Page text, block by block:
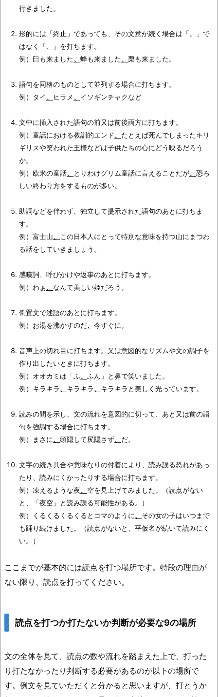
行きました。
形的には「終止」であっても、その文意が続く場合は「。」で
はなく「、」を打ちます。
例）臼も来ました、 蜂も来ました、 栗も来ました。
語句を同格のものとして並列する場合に打ちます。
例）タイ、 ヒラメ、 イソギンチャクなど
文中に挿入された語句の前又は前後両方に打ちます。
例）童話における教訓的エンド、 たとえば死んでしまったキリ
ギリスや笑われた王様などは子供たちの心にどう映るだろう
か。
例）欧米の童話、 とりわけグリム童話に言えることだが、 恐ろ
しい終わり方をするものが多い。
助詞などを伴わず、独立して提示された語句のあとに打ちま
す。
例）富士山、
この日本人にとって特別な意味を持つ山にまつわ
る話をしていきましょう。
感嘆詞、呼びかけや返事のあとに打ちます。
例）わぁ、 なんて美しい姫だろう。
倒置文で述語のあとに打ちます。
例）お湯を沸かすのだ、 今すぐに。
音声上の切れ目に打ちます。又は意図的なリズムや文の調子を
作り出したいときに打ちます。
例）オオカミは「ふ、 ふん」と鼻で笑いました。
例）キラキラ、 キラキラ、 キラキラと美しく光っています。
読みの間を示し、文の流れを意図的に切って、あと又は前の語
句を強調する場合に打ちます。
例）まさに、 頭隠して尻隠さず、 だ。
文字の続き具合や意味なりの付着により、読み誤る恐れがあっ
たり、読みにくかったりする場合に打ちます。
例）凍えるような夜、 空を見上げてみました。（読点がない
と、「夜空」と読み誤る可能性がある。）
例）くるくるくるくるとコマのように、 その女の子はいつまで
も踊り続けました。（読点がないと、平仮名が続いて読みにく
い。）
ここまでが基本的には読点を打つ場所です。特段の理由が
ない限り、読点を打ってください。
読点を打つか打たないか判断が必要な9の場所
文の全体を見て、読点の数や流れを踏まえた上で、打った
り打たなかったり判断する必要があるのが以下の場所で
す。例文を見ていただくと分かると思いますが、打とうか